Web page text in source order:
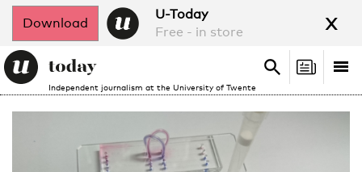
Download
U-Today
Free - in store
x
Independent journalism at the University of Twente
Search
Search